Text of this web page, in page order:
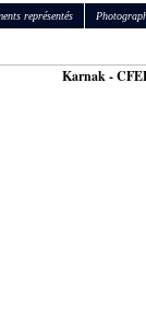
représentés